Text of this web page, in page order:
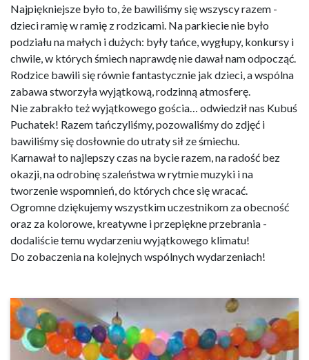
Najpiękniejsze było to, że bawiliśmy się wszyscy razem -
dzieci ramię w ramię z rodzicami. Na parkiecie nie było
podziału na małych i dużych: były tańce, wygłupy, konkursy i
chwile, w których śmiech naprawdę nie dawał nam odpocząć.
Rodzice bawili się równie fantastycznie jak dzieci, a wspólna
zabawa stworzyła wyjątkową, rodzinną atmosferę.
Nie zabrakło też wyjątkowego gościa… odwiedził nas Kubuś
Puchatek! Razem tańczyliśmy, pozowaliśmy do zdjęć i
bawiliśmy się dosłownie do utraty sił ze śmiechu.
Karnawał to najlepszy czas na bycie razem, na radość bez
okazji, na odrobinę szaleństwa w rytmie muzyki i na
tworzenie wspomnień, do których chce się wracać.
Ogromne dziękujemy wszystkim uczestnikom za obecność
oraz za kolorowe, kreatywne i przepiękne przebrania -
dodaliście temu wydarzeniu wyjątkowego klimatu!
Do zobaczenia na kolejnych wspólnych wydarzeniach!